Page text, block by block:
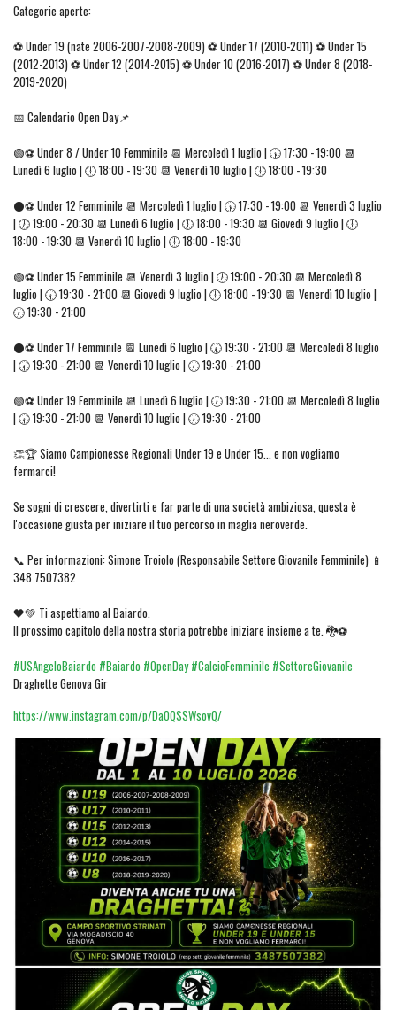
Categorie aperte:
⚽ Under 19 (nate 2006-2007-2008-2009) ⚽ Under 17 (2010-2011) ⚽ Under 15
(2012-2013) ⚽ Under 12 (2014-2015) ⚽ Under 10 (2016-2017) ⚽ Under 8 (2018-
2019-2020)
📅 Calendario Open Day📌
🟢⚽ Under 8 / Under 10 Femminile 📆 Mercoledì 1 luglio | 🕠 17:30 - 19:00 📆
Lunedì 6 luglio | 🕕 18:00 - 19:30 📆 Venerdì 10 luglio | 🕕 18:00 - 19:30
⚫⚽ Under 12 Femminile 📆 Mercoledì 1 luglio | 🕠 17:30 - 19:00 📆 Venerdì 3 luglio
| 🕖 19:00 - 20:30 📆 Lunedì 6 luglio | 🕕 18:00 - 19:30 📆 Giovedì 9 luglio | 🕕
18:00 - 19:30 📆 Venerdì 10 luglio | 🕕 18:00 - 19:30
🟢⚽ Under 15 Femminile 📆 Venerdì 3 luglio | 🕖 19:00 - 20:30 📆 Mercoledì 8
luglio | 🕢 19:30 - 21:00 📆 Giovedì 9 luglio | 🕕 18:00 - 19:30 📆 Venerdì 10 luglio |
🕢 19:30 - 21:00
⚫⚽ Under 17 Femminile 📆 Lunedì 6 luglio | 🕢 19:30 - 21:00 📆 Mercoledì 8 luglio
| 🕢 19:30 - 21:00 📆 Venerdì 10 luglio | 🕢 19:30 - 21:00
🟢⚽ Under 19 Femminile 📆 Lunedì 6 luglio | 🕢 19:30 - 21:00 📆 Mercoledì 8 luglio
| 🕢 19:30 - 21:00 📆 Venerdì 10 luglio | 🕢 19:30 - 21:00
👏🏆 Siamo Campionesse Regionali Under 19 e Under 15... e non vogliamo
fermarci!
Se sogni di crescere, divertirti e far parte di una società ambiziosa, questa è
l'occasione giusta per iniziare il tuo percorso in maglia neroverde.
📞 Per informazioni: Simone Troiolo (Responsabile Settore Giovanile Femminile) 📱
348 7507382
🖤💚 Ti aspettiamo al Baiardo.
Il prossimo capitolo della nostra storia potrebbe iniziare insieme a te. 🐉⚽
#USAngeloBaiardo #Baiardo #OpenDay #CalcioFemminile #SettoreGiovanile
Draghette Genova Gir
https://www.instagram.com/p/DaOQSSWsovQ/